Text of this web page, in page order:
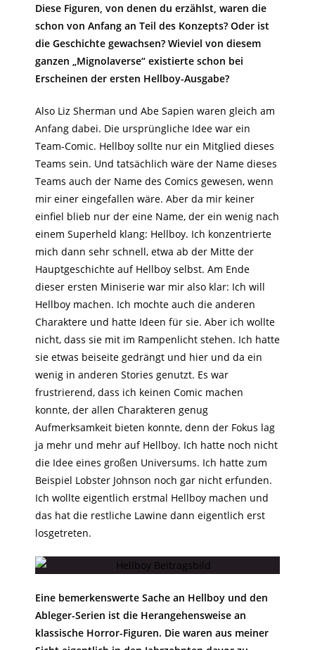
Diese Figuren, von denen du erzählst, waren die
schon von Anfang an Teil des Konzepts? Oder ist
die Geschichte gewachsen? Wieviel von diesem
ganzen „Mignolaverse“ existierte schon bei
Erscheinen der ersten Hellboy-Ausgabe?
Also Liz Sherman und Abe Sapien waren gleich am
Anfang dabei. Die ursprüngliche Idee war ein
Team-Comic. Hellboy sollte nur ein Mitglied dieses
Teams sein. Und tatsächlich wäre der Name dieses
Teams auch der Name des Comics gewesen, wenn
mir einer eingefallen wäre. Aber da mir keiner
einfiel blieb nur der eine Name, der ein wenig nach
einem Superheld klang: Hellboy. Ich konzentrierte
mich dann sehr schnell, etwa ab der Mitte der
Hauptgeschichte auf Hellboy selbst. Am Ende
dieser ersten Miniserie war mir also klar: Ich will
Hellboy machen. Ich mochte auch die anderen
Charaktere und hatte Ideen für sie. Aber ich wollte
nicht, dass sie mit im Rampenlicht stehen. Ich hatte
sie etwas beiseite gedrängt und hier und da ein
wenig in anderen Stories genutzt. Es war
frustrierend, dass ich keinen Comic machen
konnte, der allen Charakteren genug
Aufmerksamkeit bieten konnte, denn der Fokus lag
ja mehr und mehr auf Hellboy. Ich hatte noch nicht
die Idee eines großen Universums. Ich hatte zum
Beispiel Lobster Johnson noch gar nicht erfunden.
Ich wollte eigentlich erstmal Hellboy machen und
das hat die restliche Lawine dann eigentlich erst
losgetreten.
Eine bemerkenswerte Sache an Hellboy und den
Ableger-Serien ist die Herangehensweise an
klassische Horror-Figuren. Die waren aus meiner